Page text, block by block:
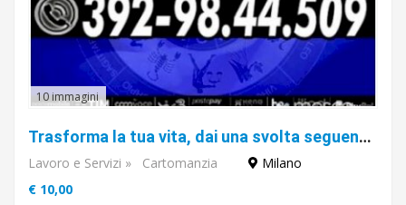
10 immagini
Trasforma la tua vita, dai una svolta seguendo i consigli del Cartomante YORUBA'
Lavoro e Servizi » Cartomanzia
Milano
€ 10,00